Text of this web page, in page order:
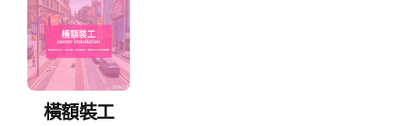
橫額裝工